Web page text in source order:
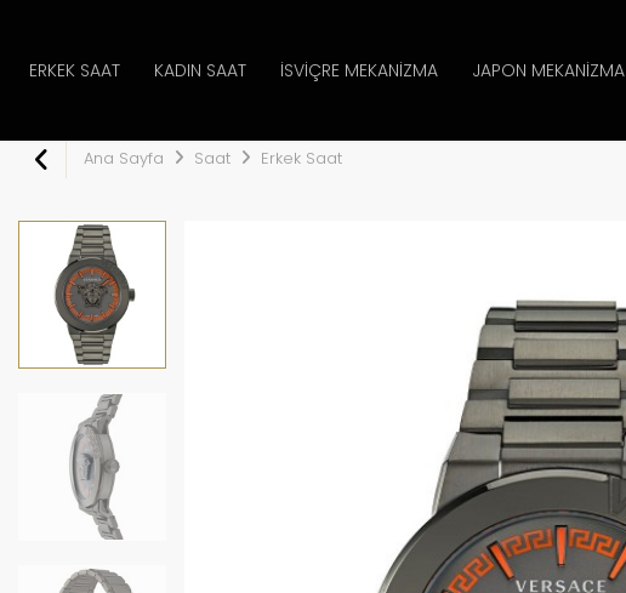
ERKEK SAAT KADIN SAAT İSVIÇRE MEKANIZMA JAPON MEKANIZMA
Ana Sayfa Saat Erkek Saat